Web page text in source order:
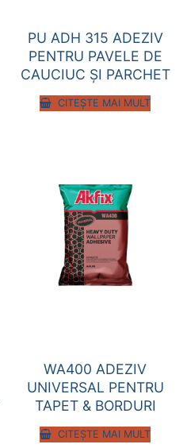
PU ADH 315 ADEZIV
PENTRU PAVELE DE
CAUCIUC ȘI PARCHET
CITEȘTE MAI MULT
WA400 ADEZIV
UNIVERSAL PENTRU
TAPET & BORDURI
CITEȘTE MAI MULT